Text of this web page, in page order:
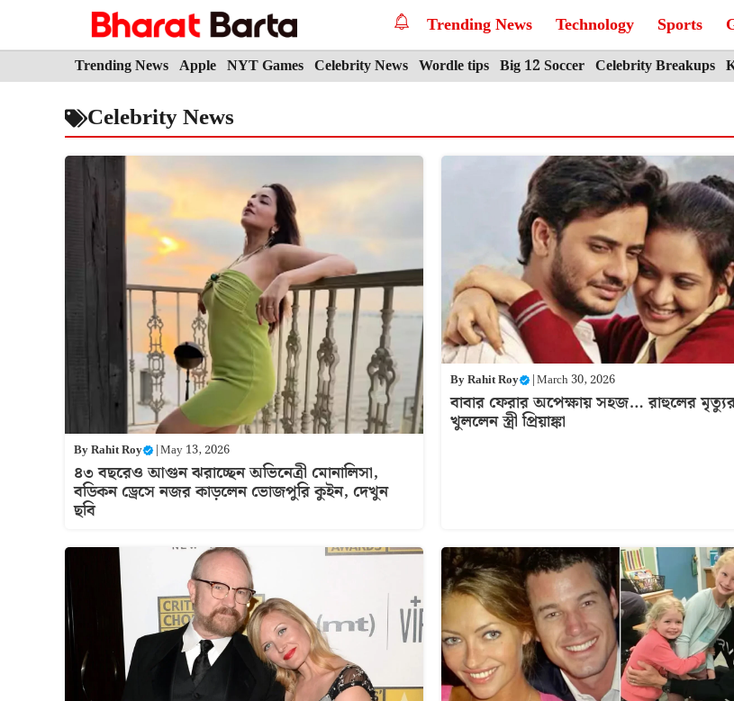
Trending News Technology Sports
Trending News Apple NYT Games Celebrity News Wordle tips Big 12 Soccer Celebrity Breakups
Celebrity News
ByRahit Roy |May 13, 2026
৪৩ বছরেও আগুন ঝরাচ্ছেন অভিনেত্রী মোনালিসা,
বডিকন ড্রেসে নজর কাড়লেন ভোজপুরি কুইন, দেখুন
ছবি
ByRahit Roy |March 30, 2026
বাবার ফেরার অপেক্ষায় সহজ… রাহুলের
খুললেন স্ত্রী প্রিয়াঙ্কা